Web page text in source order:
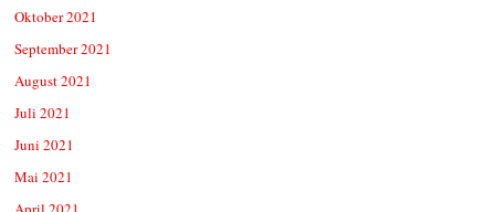
Oktober 2021
September 2021
August 2021
Juli 2021
Juni 2021
Mai 2021